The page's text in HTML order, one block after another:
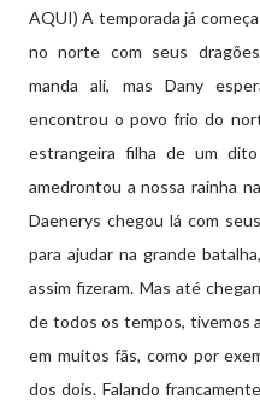
AQUI) A temporada já
no norte com seus
manda ali, mas Dany
encontrou o povo frio do
estrangeira filha de um dito
amedrontou a nossa rainha
Daenerys chegou lá com
para ajudar na grande
assim fizeram. Mas até
de todos os tempos, tivemos
em muitos fãs, como por
dos dois. Falando